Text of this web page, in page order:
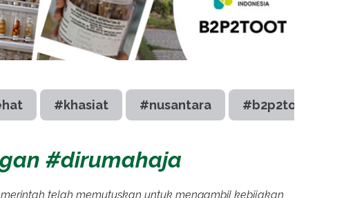
#khasiat #nusantara #b2p2toot
#dirumahaja
telah memutuskan untuk mengambil kebijakan